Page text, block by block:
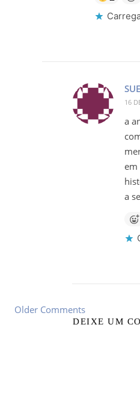
16
a
em
a
Older Comments
DEIXE UM